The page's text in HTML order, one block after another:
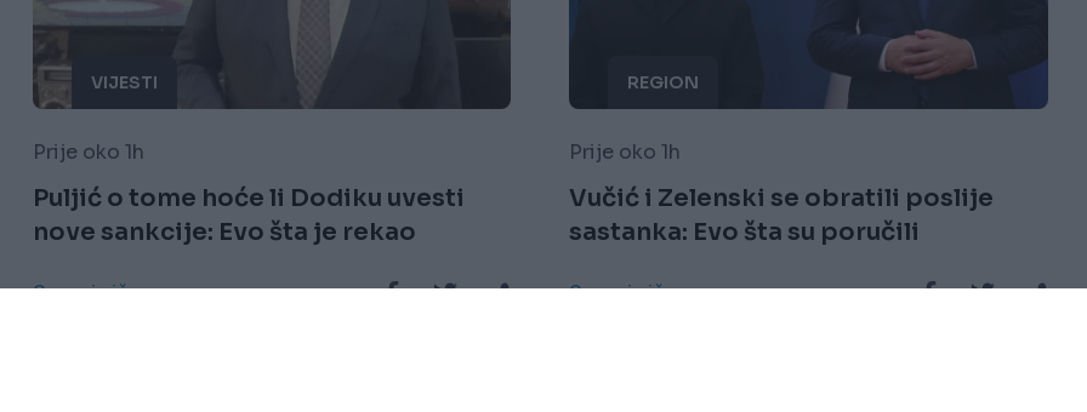
VIJESTI
Prije oko 1h
Puljić o tome hoće li Dodiku uvesti
nove sankcije: Evo šta je rekao
Saznaj više
REGION
Prije oko 1h
Vučić i Zelenski se obratili poslije
sastanka: Evo šta su poručili
Saznaj više